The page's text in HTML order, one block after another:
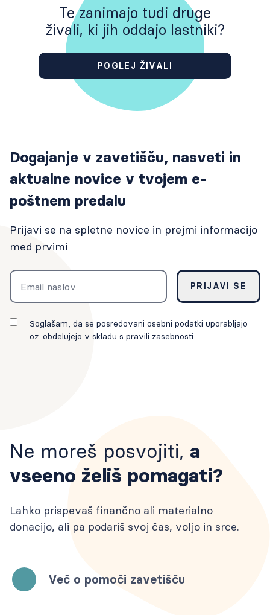
Te zanimajo tudi druge
živali, ki jih oddajo lastniki?
POGLEJ ŽIVALI
Dogajanje v zavetišču, nasveti in
aktualne novice v tvojem e-
poštnem predalu
Prijavi se na spletne novice in prejmi informacijo
med prvimi
Email
PRIJAVI SE
Soglašam, da se posredovani osebni podatki uporabljajo
oz. obdelujejo v skladu s pravili zasebnosti
Ne moreš posvojiti, a
vseeno želiš pomagati?
Lahko prispevaš finančno ali materialno
donacijo, ali pa podariš svoj čas, voljo in srce.
Več o pomoči zavetišču